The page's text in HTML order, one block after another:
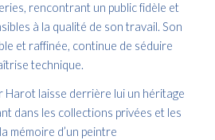
rencontrant un public fidèle et
à la qualité de son travail. Son
et raffinée, continue de séduire
technique.
Harot laisse derrière lui un héritage
dans les collections privées et les
mémoire d’un peintre